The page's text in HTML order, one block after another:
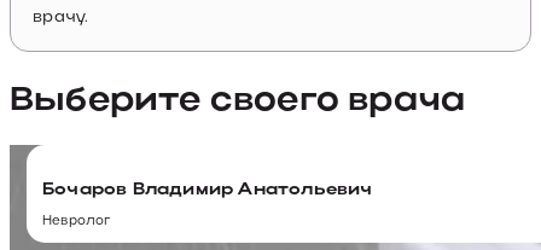
врачу.
Выберите своего врача
Бочаров Владимир Анатольевич
Невролог